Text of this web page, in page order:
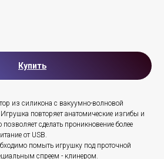
Купить
из силикона с вакуумно-волновой
повторяет анатомические изгибы и
сделать проникновение более
от USB.
помыть игрушку под проточной
спреем - клинером.